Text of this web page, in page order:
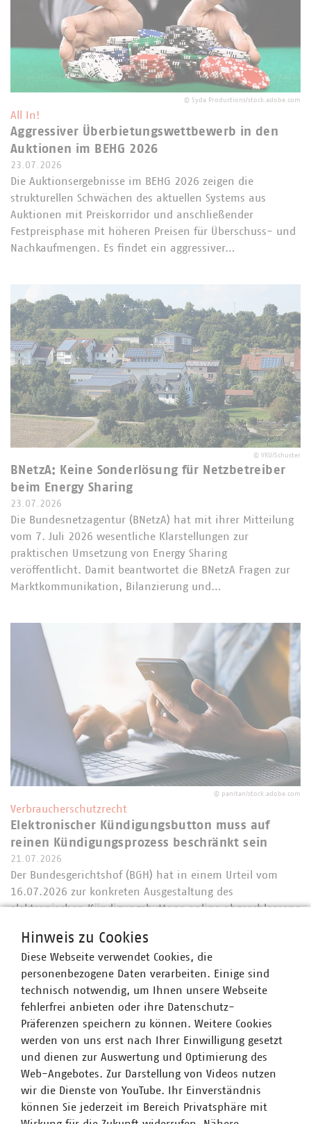
© Syda Productions/stock.adobe.com
All In!
Aggressiver Überbietungswettbewerb in den
Auktionen im BEHG 2026
23.07.2026
Die Auktionsergebnisse im BEHG 2026 zeigen die
strukturellen Schwächen des aktuellen Systems aus
Auktionen mit Preiskorridor und anschließender
Festpreisphase mit höheren Preisen für Überschuss- und
Nachkaufmengen. Es findet ein aggressiver…
© VKU/Schuster
BNetzA: Keine Sonderlösung für Netzbetreiber
beim Energy Sharing
23.07.2026
Die Bundesnetzagentur (BNetzA) hat mit ihrer Mitteilung
vom 7. Juli 2026 wesentliche Klarstellungen zur
praktischen Umsetzung von Energy Sharing
veröffentlicht. Damit beantwortet die BNetzA Fragen zur
Marktkommunikation, Bilanzierung und…
© panitan/stock.adobe.com
Verbraucherschutzrecht
Elektronischer Kündigungsbutton muss auf
reinen Kündigungsprozess beschränkt sein
21.07.2026
Der Bundesgerichtshof (BGH) hat in einem Urteil vom
16.07.2026 zur konkreten Ausgestaltung des
elektronischen Kündigungsbuttons online abgeschlossene
den reinen Kündigungsprozess hinausgehende…
Hinweis zu Cookies
Diese Webseite verwendet Cookies, die
personenbezogene Daten verarbeiten. Einige sind
technisch notwendig, um Ihnen unsere Webseite
fehlerfrei anbieten oder ihre Datenschutz-
Präferenzen speichern zu können. Weitere Cookies
werden von uns erst nach Ihrer Einwilligung gesetzt
und dienen zur Auswertung und Optimierung des
Web-Angebotes. Zur Darstellung von Videos nutzen
wir die Dienste von YouTube. Ihr Einverständnis
können Sie jederzeit im Bereich Privatsphäre mit